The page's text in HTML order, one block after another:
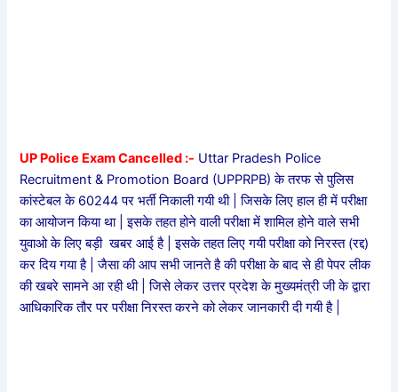
UP Police Exam Cancelled :- Uttar Pradesh Police
Recruitment & Promotion Board (UPPRPB) के तरफ से पुलिस
कांस्टेबल के 60244 पर भर्ती निकाली गयी थी | जिसके लिए हाल ही में परीक्षा
का आयोजन किया था | इसके तहत होने वाली परीक्षा में शामिल होने वाले सभी
युवाओ के लिए बड़ी खबर आई है | इसके तहत लिए गयी परीक्षा को निरस्त (रद्द)
कर दिय गया है | जैसा की आप सभी जानते है की परीक्षा के बाद से ही पेपर लीक
की खबरे सामने आ रही थी | जिसे लेकर उत्तर प्रदेश के मुख्यमंत्री जी के द्वारा
आधिकारिक तौर पर परीक्षा निरस्त करने को लेकर जानकारी दी गयी है |